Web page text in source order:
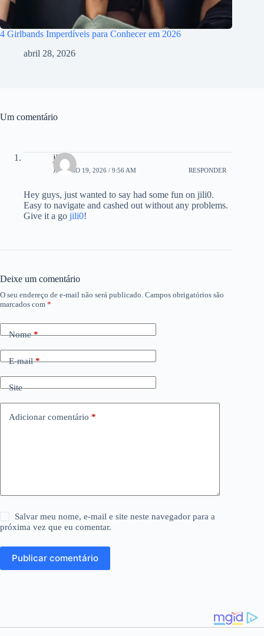
4 Girlbands Imperdíveis para Conhecer em 2026
abril 28, 2026
Um comentário
jili0
JANEIRO 19, 2026 / 9:56 AM RESPONDER
Hey guys, just wanted to say had some fun on jili0.
Easy to navigate and cashed out without any problems.
Give it a go jili0!
Deixe um comentário
O seu endereço de e-mail não será publicado. Campos obrigatórios são
marcados com *
Nome*
E-mail*
Site
Adicionar comentário *
Salvar meu nome, e-mail e site neste navegador para a
próxima vez que eu comentar.
Publicar comentário